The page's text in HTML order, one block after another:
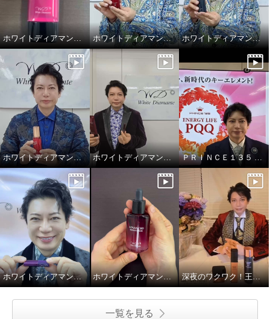
ホワイトディアマンテ アドバンスドリペアセラムUV ホワイトディアマンテ 薬用ホワイト＆ リンクルセラムⅡ “フォースファクトセラムⅡ” ホワイトディアマンテ ローションディーテ リュクス
ホワイトディアマンテ 薬用ホワイト＆ リンクルセラムⅡ “フォースファクトセラムⅡ” ホワイトディアマンテ 美容液UV &UVリップ ＰＲＩＮＣＥ１３５ エナジーライフＰＱＱ
ホワイトディアマンテ ハピエンスリップラグゼ ホワイトディアマンテ アドバンスドリペアセラム 深夜のワクワク！王子のハリツヤ！！
一覧を見る